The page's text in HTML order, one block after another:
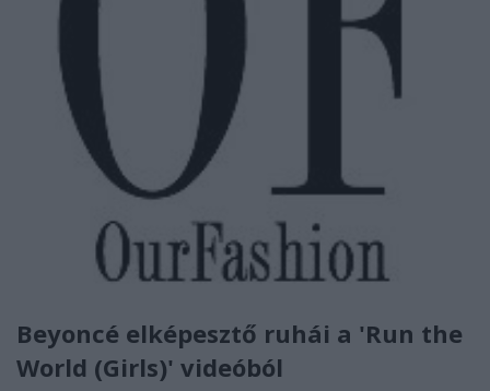
Beyoncé elképesztő ruhái a 'Run the
World (Girls)' videóból